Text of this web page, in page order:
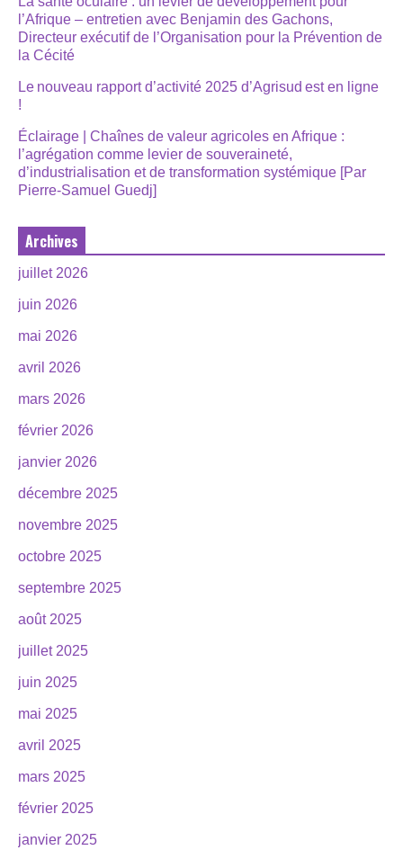
l’Afrique – entretien avec Benjamin des Gachons,
Directeur exécutif de l’Organisation pour la Prévention de
la Cécité
Le nouveau rapport d’activité 2025 d’Agrisud est en ligne
!
Éclairage | Chaînes de valeur agricoles en Afrique :
l’agrégation comme levier de souveraineté,
d’industrialisation et de transformation systémique [Par
Pierre-Samuel Guedj]
Archives
juillet 2026
juin 2026
mai 2026
avril 2026
mars 2026
février 2026
janvier 2026
décembre 2025
novembre 2025
octobre 2025
septembre 2025
août 2025
juillet 2025
juin 2025
mai 2025
avril 2025
mars 2025
février 2025
janvier 2025